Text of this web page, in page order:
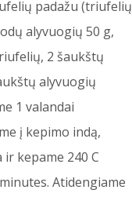
padažu (triufelių
alyvuogių 50 g,
2 šaukštų
alyvuogių
1 valandai
į kepimo indą,
kepame 240 C
Atidengiame